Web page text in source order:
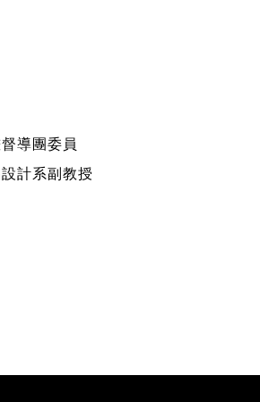
導團委員
計系副教授